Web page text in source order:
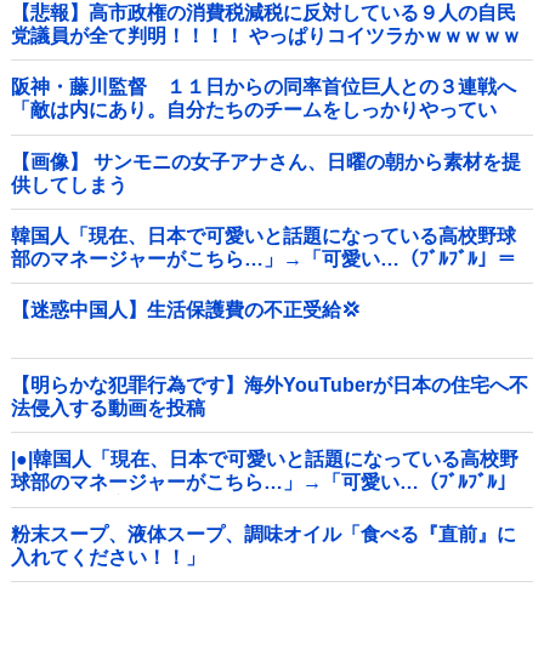
【悲報】高市政権の消費税減税に反対している９人の自民
党議員が全て判明！！！！ やっぱりコイツラかｗｗｗｗｗ
阪神・藤川監督 １１日からの同率首位巨人との３連戦へ
「敵は内にあり。自分たちのチームをしっかりやってい
く」他
【画像】 サンモニの女子アナさん、日曜の朝から素材を提
供してしまう
韓国人「現在、日本で可愛いと話題になっている高校野球
部のマネージャーがこちら…」→「可愛い…（ﾌﾞﾙﾌﾞﾙ」＝
韓国の反応
【迷惑中国人】生活保護費の不正受給💢
【明らかな犯罪行為です】海外YouTuberが日本の住宅へ不
法侵入する動画を投稿
|●|韓国人「現在、日本で可愛いと話題になっている高校野
球部のマネージャーがこちら…」→「可愛い…（ﾌﾞﾙﾌﾞﾙ」
＝韓国の反応
粉末スープ、液体スープ、調味オイル「食べる『直前』に
入れてください！！」